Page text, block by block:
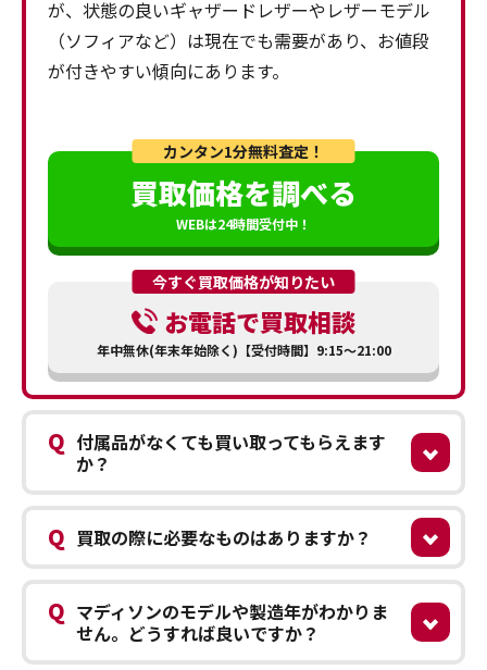
が、状態の良いギャザードレザーやレザーモデル
（ソフィアなど）は現在でも需要があり、お値段
が付きやすい傾向にあります。
カンタン1分無料査定！
買取価格を調べる
WEBは24時間受付中！
今すぐ買取価格が知りたい
お電話で買取相談
年中無休(年末年始除く)【受付時間】9:15～21:00
Q 付属品がなくても買い取ってもらえます
か？
Q 買取の際に必要なものはありますか？
Q マディソンのモデルや製造年がわかりま
せん。どうすれば良いですか？